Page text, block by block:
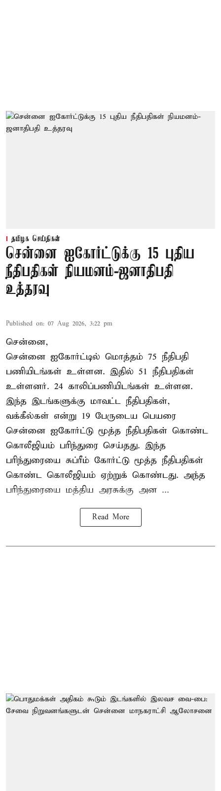
தமிழக செய்திகள்
சென்னை ஐகோர்ட்டுக்கு 15 புதிய
நீதிபதிகள் நியமனம்-ஜனாதிபதி
உத்தரவு
Published on: 07 Aug 2026, 3:22 pm
சென்னை,
சென்னை ஐகோர்ட்டில் மொத்தம் 75 நீதிபதி
பணியிடங்கள் உள்ளன. இதில் 51 நீதிபதிகள்
உள்ளனர். 24 காலிப்பணியிடங்கள் உள்ளன.
இந்த இடங்களுக்கு மாவட்ட நீதிபதிகள்,
வக்கீல்கள் என்று 19 பேருடைய பெயரை
சென்னை ஐகோர்ட்டு மூத்த நீதிபதிகள் கொண்ட
கொலீஜியம் பரிந்துரை செய்தது. இந்த
பரிந்துரையை சுப்ரீம் கோர்ட்டு மூத்த நீதிபதிகள்
கொண்ட கொலீஜியம் ஏற்றுக் கொண்டது. அந்த
பரிந்துரையை மத்திய அரசுக்கு அன ...
Read More